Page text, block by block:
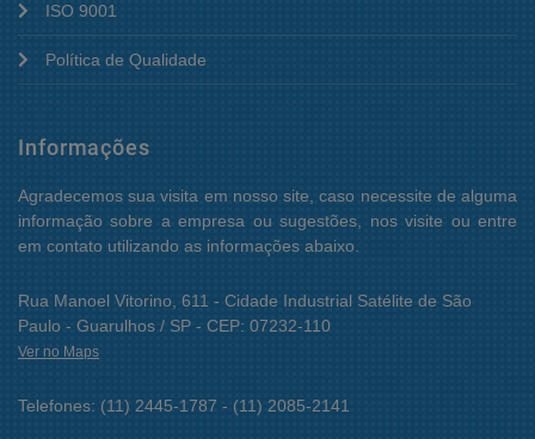
ISO 9001
Política de Qualidade
Informações
Agradecemos sua visita em nosso site, caso necessite de alguma
informação sobre a empresa ou sugestões, nos visite ou entre
em contato utilizando as informações abaixo.
Rua Manoel Vitorino, 611 - Cidade Industrial Satélite de São
Paulo - Guarulhos / SP - CEP: 07232-110
Ver no Maps
Telefones: (11) 2445-1787 - (11) 2085-2141